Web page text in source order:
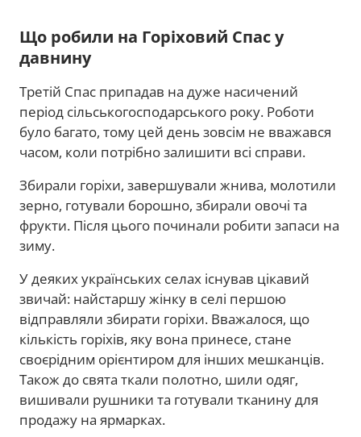
Що робили на Горіховий Спас у
давнину
Третій Спас припадав на дуже насичений
період сільськогосподарського року. Роботи
було багато, тому цей день зовсім не вважався
часом, коли потрібно залишити всі справи.
Збирали горіхи, завершували жнива, молотили
зерно, готували борошно, збирали овочі та
фрукти. Після цього починали робити запаси на
зиму.
У деяких українських селах існував цікавий
звичай: найстаршу жінку в селі першою
відправляли збирати горіхи. Вважалося, що
кількість горіхів, яку вона принесе, стане
своєрідним орієнтиром для інших мешканців.
Також до свята ткали полотно, шили одяг,
вишивали рушники та готували тканину для
продажу на ярмарках.